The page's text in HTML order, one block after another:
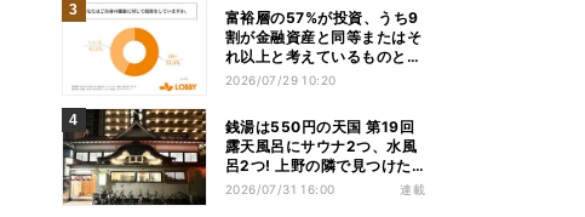
富裕層の57%が投資、うち9
割が金融資産と同等またはそ
れ以上と考えているものと
は? - 「ないと人生を楽しめ
い戻すことが困難」
2026/07/29 10:20
銭湯は550円の天国 第19回
露天風呂にサウナ2つ、水風
呂2つ! 上野の隣で見つけた
東京屈指の人気銭湯
2026/07/31 16:00 連載